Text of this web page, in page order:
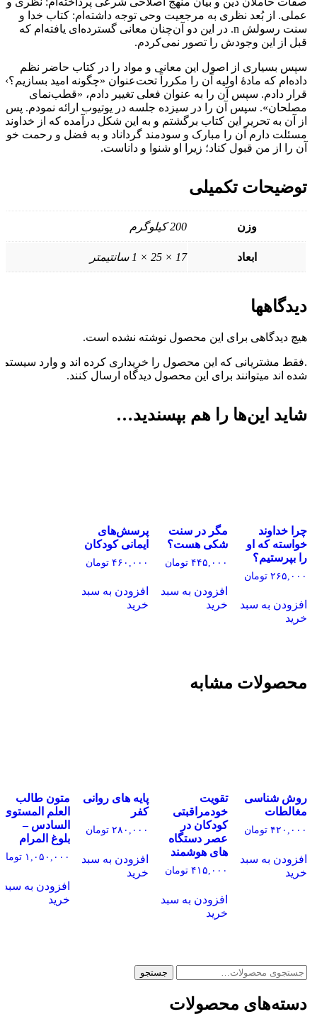
عملی. از بُعد نظری به مرجعیت وحی توجه داشته‌ام: کتاب خدا و
سنت رسولش n. در این دو آن‌چنان معانی گسترده‌ای یافته‌ام که
قبل از این وجودش را تصور نمی‌کردم.
سپس بسیاری از اصول این معانی و مواد را در کتاب حاضر نظم
داده‌ام که مادۀ اولیه آن را مکرراً تحت‌عنوان «چگونه امید بسازیم؟»
قرار دادم. سپس آن را به عنوان فعلی تغییر دادم، «قطب‌نمای
مصلحان». سپس آن را در سیزده جلسه در یوتیوب ارائه نمودم. پس
از آن به تحریر این کتاب برگشتم و به این شکل درآمده که از خداوند
مسئلت دارم آن را مبارک و سودمند گرداناد و به فضل و رحمت خود
آن را از من قبول کناد؛ زیرا او شنوا و داناست.
توضیحات تکمیلی
وزن 200 کیلوگرم
ابعاد 17 × 25 × 1 سانتیمتر
دیدگاهها
هیچ دیدگاهی برای این محصول نوشته نشده است.
.فقط مشتریانی که این محصول را خریداری کرده اند و وارد سیستم
شده اند میتوانند برای این محصول دیدگاه ارسال کنند.
شاید این‌ها را هم بپسندید…
چرا خداوند
خواسته که او
را بپرستیم؟
۲۶۵,۰۰۰ تومان
افزودن به سبد
خرید
مگر در سنت
شکی هست؟
۴۴۵,۰۰۰ تومان
افزودن به سبد
خرید
پرسش‌های
ایمانی کودکان
۴۶۰,۰۰۰ تومان
افزودن به سبد
خرید
محصولات مشابه
روش شناسی
مغالطات
۴۲۰,۰۰۰ تومان
افزودن به سبد
خرید
تقویت
خودمراقبتی
کودکان در
عصر دستگاه
های هوشمند
۴۱۵,۰۰۰ تومان
افزودن به سبد
خرید
پایه های روانی
کفر
۲۸۰,۰۰۰ تومان
افزودن به سبد
خرید
متون طالب
العلم المستوی
السادس –
بلوغ المرام
۱,۰۵۰,۰۰۰
افزودن به سبد
خرید
جستجو
جستجو
دسته‌های محصولات